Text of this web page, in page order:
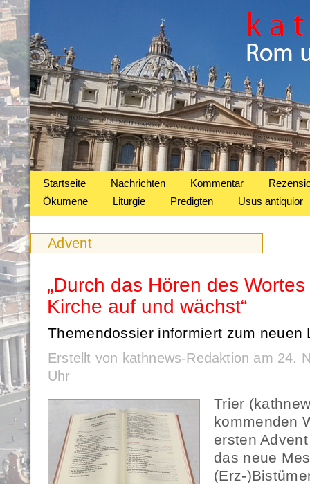
Startseite Nachrichten Kommentar
Ökumene
Liturgie Predigten Usus antiquior
Advent
„Durch das Hören des
Kirche auf und wächst“
Themendossier informiert zum neuen
Erstellt von kathnews-Redaktion am 24.
Uhr
Trier
kommenden
ersten
das neue
(Erz-